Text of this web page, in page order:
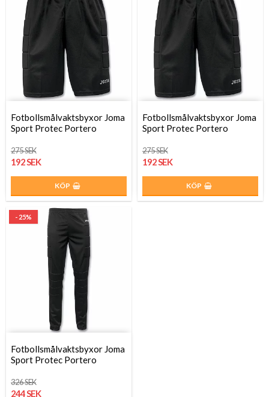
Fotbollsmålvaktsbyxor Joma
Sport Protec Portero
275 SEK
192 SEK
KÖP
Fotbollsmålvaktsbyxor Joma
Sport Protec Portero
275 SEK
192 SEK
KÖP
- 25%
Fotbollsmålvaktsbyxor Joma
Sport Protec Portero
326 SEK
244 SEK